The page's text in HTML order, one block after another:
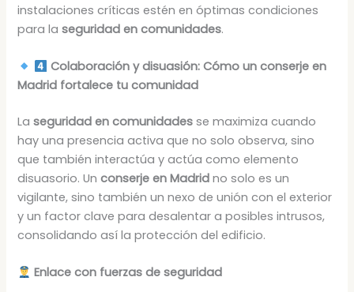
instalaciones críticas estén en óptimas condiciones
para laseguridad en comunidades.
Colaboración y disuasión: Cómo un conserje en
Madrid fortalece tu comunidad
Laseguridad en comunidades se maximiza cuando
hay una presencia activa que no solo observa, sino
que también interactúa y actúa como elemento
disuasorio. Unconserje en Madrid no solo es un
vigilante, sino también un nexo de unión con el exterior
y un factor clave para desalentar a posibles intrusos,
consolidando así la protección del edificio.
Enlace con fuerzas de seguridad